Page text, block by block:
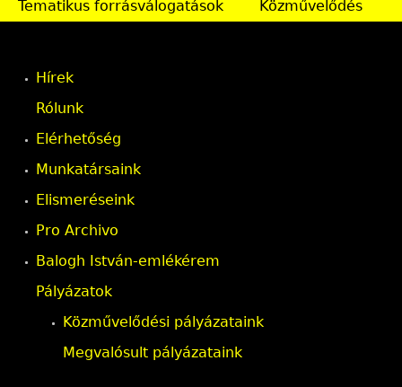
eTematikus forrásválogatások
Közművelődés
Hírek
Rólunk
Elérhetőség
Munkatársaink
Elismeréseink
Pro Archivo
Balogh István-emlékérem
Pályázatok
Közművelődési pályázataink
Megvalósult pályázataink